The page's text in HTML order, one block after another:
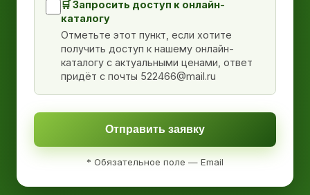
🛒 Запросить доступ к онлайн-
каталогу
Отметьте этот пункт, если хотите
получить доступ к нашему онлайн-
каталогу с актуальными ценами, ответ
придёт с почты 522466@mail.ru
Отправить заявку
* Обязательное поле — Email